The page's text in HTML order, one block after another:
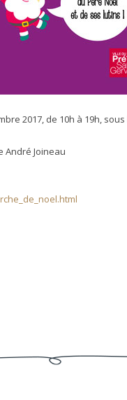
2017, de 10h à 19h,
André Joineau